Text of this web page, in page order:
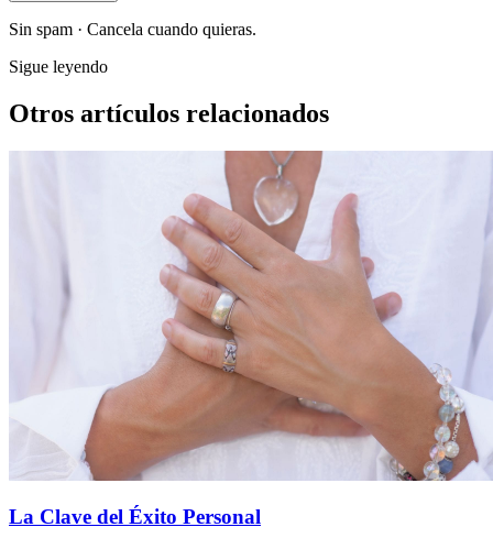
Sin spam · Cancela cuando quieras.
Sigue leyendo
Otros artículos relacionados
La Clave del Éxito Personal